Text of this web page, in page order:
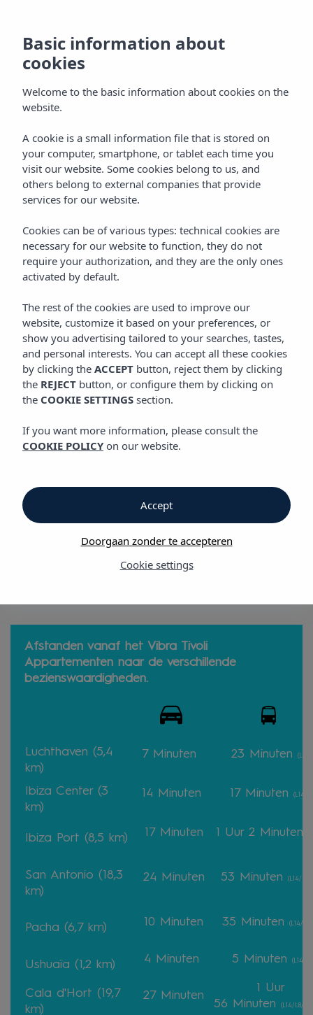
Situatie
Vibra Tivoli Appartementen
Home Ibiza
Playa D'en Bossa
Vibra Tivoli Appartementen
SITUATIE
Situatie
Situatie
Vibra Tivoli Appartementen
Appartementen Vibra Tivoli liggen in het hart van Playa d'en
Bossa, vlak bij de beste beachclubs en uitgaansgelegenheden
van de omgeving.
De ideale plek om samen met vrienden vakantie te vieren en
alles te ontdekken wat het eiland te bieden heeft.
Afstanden vanaf het Vibra Tivoli
Appartementen naar de verschillende
bezienswaardigheden.
Luchthaven (5,4
km)
7 Minuten 23 Minuten (L10)
Ibiza Center (3
km)
14 Minuten 17 Minuten (L14)
Ibiza Port (8,5 km) 17 Minuten 1 Uur 2 Minuten
San Antonio (18,3
km)
24 Minuten 53 Minuten (L14/
Pacha (6,7 km) 10 Minuten 35 Minuten (L14/L10)
Ushuaïa (1,2 km) 4 Minuten 5 Minuten (L14)
Cala d'Hort (19,7
km)
27 Minuten
1 Uur
56 Minuten (L14/L8/
Basic information about
cookies
Welcome to the basic information about cookies on the
website.
A cookie is a small information file that is stored on
your computer, smartphone, or tablet each time you
visit our website. Some cookies belong to us, and
others belong to external companies that provide
services for our website.
Cookies can be of various types: technical cookies are
necessary for our website to function, they do not
require your authorization, and they are the only ones
activated by default.
The rest of the cookies are used to improve our
website, customize it based on your preferences, or
show you advertising tailored to your searches, tastes,
and personal interests. You can accept all these cookies
by clicking the ACCEPT button, reject them by clicking
the REJECT button, or configure them by clicking on
the COOKIE SETTINGS section.
If you want more information, please consult the
COOKIE POLICY on our website.
Cookie settings
Doorgaan zonder te accepteren
Accept